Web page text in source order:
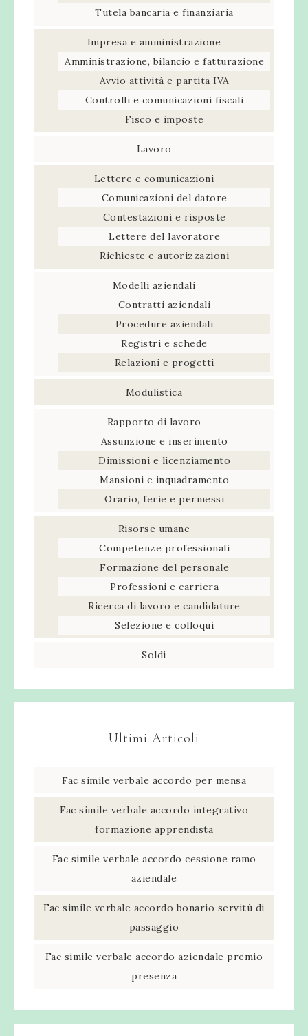
Tutela bancaria e finanziaria
Impresa e amministrazione
Amministrazione, bilancio e fatturazione
Avvio attività e partita IVA
Controlli e comunicazioni fiscali
Fisco e imposte
Lavoro
Lettere e comunicazioni
Comunicazioni del datore
Contestazioni e risposte
Lettere del lavoratore
Richieste e autorizzazioni
Modelli aziendali
Contratti aziendali
Procedure aziendali
Registri e schede
Relazioni e progetti
Modulistica
Rapporto di lavoro
Assunzione e inserimento
Dimissioni e licenziamento
Mansioni e inquadramento
Orario, ferie e permessi
Risorse umane
Competenze professionali
Formazione del personale
Professioni e carriera
Ricerca di lavoro e candidature
Selezione e colloqui
Soldi
Ultimi Articoli
Fac simile verbale accordo per mensa​
Fac simile verbale accordo integrativo
formazione apprendista​
Fac simile verbale accordo cessione ramo
aziendale​
Fac simile verbale accordo bonario servitù di
passaggio​
Fac simile verbale accordo aziendale premio
presenza​